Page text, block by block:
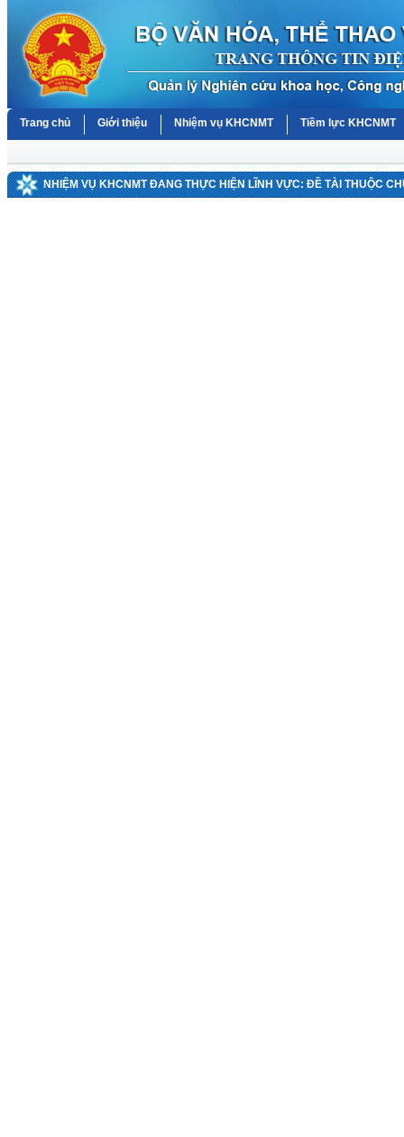
Trang chủ Giới thiệu Nhiệm vụ KHCNMT Tiềm lực KHCNMT
NHIỆM VỤ KHCNMT ĐANG THỰC HIỆN LĨNH VỰC: ĐỀ TÀI THUỘC